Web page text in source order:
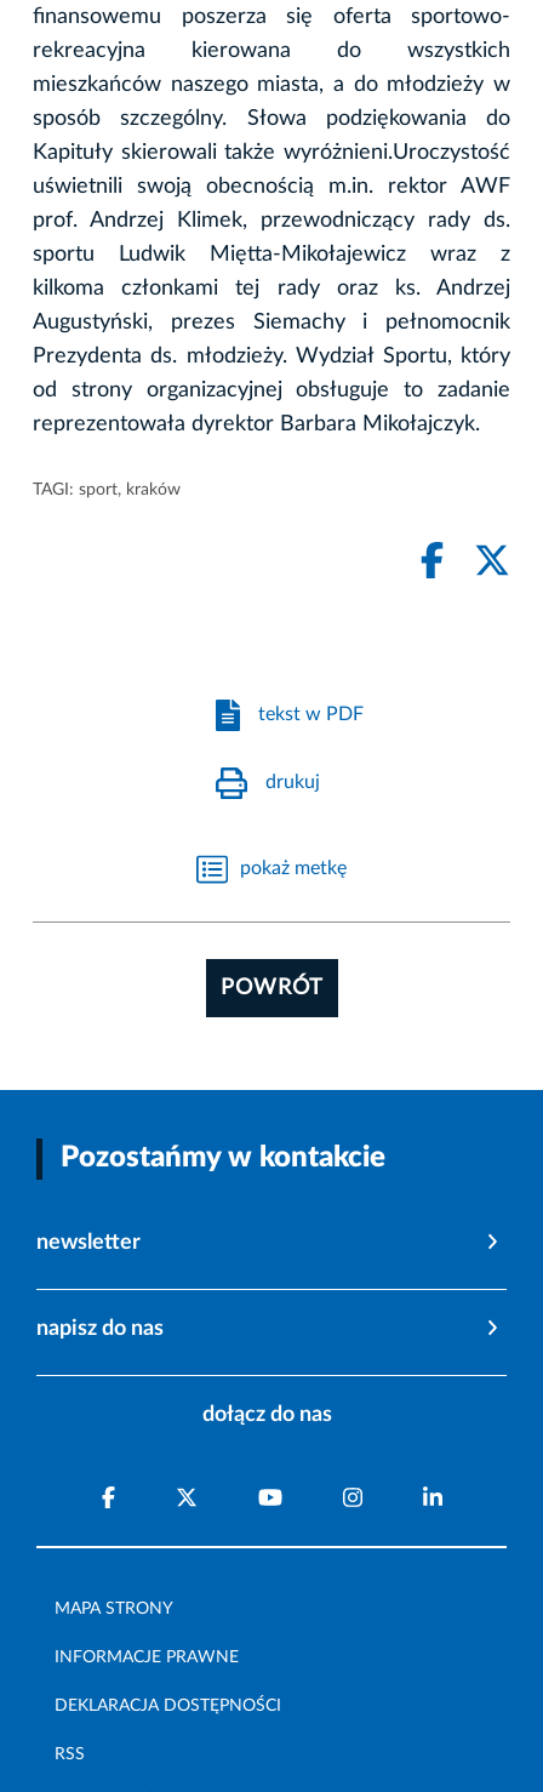
finansowemu poszerza się oferta sportowo-
rekreacyjna kierowana do wszystkich
mieszkańców naszego miasta, a do młodzieży w
sposób szczególny. Słowa podziękowania do
Kapituły skierowali także wyróżnieni.Uroczystość
uświetnili swoją obecnością m.in. rektor AWF
prof. Andrzej Klimek, przewodniczący rady ds.
sportu Ludwik Miętta-Mikołajewicz wraz z
kilkoma członkami tej rady oraz ks. Andrzej
Augustyński, prezes Siemachy i pełnomocnik
Prezydenta ds. młodzieży. Wydział Sportu, który
od strony organizacyjnej obsługuje to zadanie
reprezentowała dyrektor Barbara Mikołajczyk.
TAGI: sport, kraków
tekst w PDF
drukuj
pokaż metkę
POWRÓT
Pozostańmy w kontakcie
newsletter
napisz do nas
dołącz do nas
MAPA STRONY
INFORMACJE PRAWNE
DEKLARACJA DOSTĘPNOŚCI
RSS